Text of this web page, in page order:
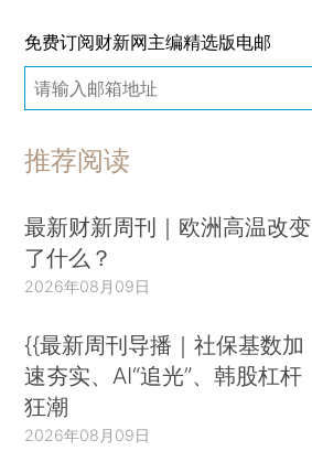
免费订阅财新网主编精选版电邮
推荐阅读
最新财新周刊｜欧洲高温改变
了什么？
2026年08月09日
{{最新周刊导播｜社保基数加
速夯实、AI“追光”、韩股杠杆
狂潮
2026年08月09日